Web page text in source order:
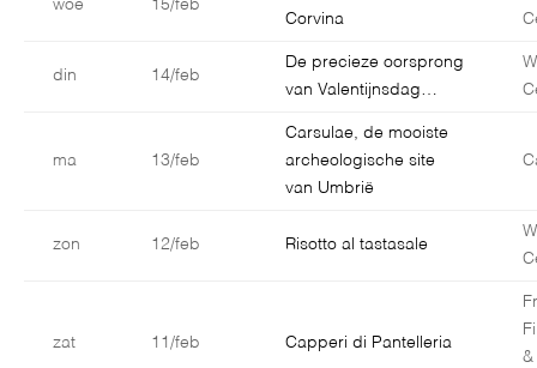
woe 15/feb
Corvina
din 14/feb
De precieze oorsprong
van Valentijnsdag…
ma 13/feb
Carsulae, de mooiste
archeologische site
van Umbrië
zon 12/feb Risotto al tastasale
zat 11/feb Capperi di Pantelleria
&